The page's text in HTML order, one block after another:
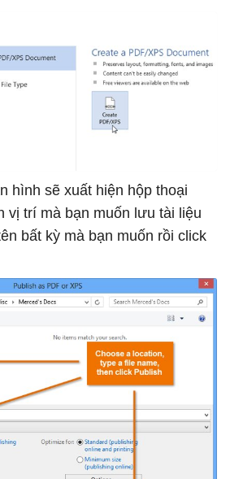
hình sẽ xuất hiện hộp thoại
vị trí mà bạn muốn lưu tài liệu
bất kỳ mà bạn muốn rồi click